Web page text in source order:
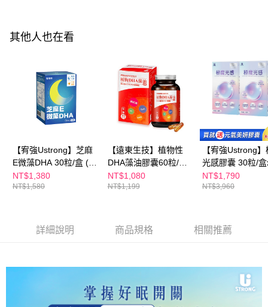
※ 交易是否成功請以「AFTEE先享後付 」之結帳頁面顯示為準，若有關於
是否繳費成功／繳費後需取消欲退款等相關疑問，請聯繫「AFTEE先享後付
【注意事項】
１．透過由恩沛科技股份有限公司提供之「AFTEE先享後付」服務完成之交
易，需依本服務之必要範圍內提供個人資料，並將交易相關給付款項請求債
權轉讓予恩沛科技股份有限公司。
２．關於個人資料處理事宜，請瀏覽以下網址：
３．未成年的使用者請事先徵得法定代理人或監護人之同意方可使用
「AFTEE先享後付」，若未經同意申辦者引起之損失，本公司不負相關責
任。
４．使用「AFTEE先享後付」時，將依據個別帳號之用戶狀況，依本公司即
時審查核予不同之上限額度；若仍有額度不足之情形，本公司將視審查結果
付款後萊爾富取貨
7-11付款取貨
每筆NT$100，滿NT$600(含以上)免運費
付款後7-11取貨
每筆NT$100，滿NT$600(含以上)免運費
宅配
每筆NT$100，滿NT$600(含以上)免運費
離島配送
其他人也在看
【宥強Ustrong】芝麻
E微藻DHA 30粒/盒 (
97%芝麻素E / GABA /
羅布麻 / 飛克鎂 )
NT$1,380
NT$1,580
【遠東生技】植物性
DHA藻油膠囊60粒/瓶/
盒
NT$1,080
NT$1,199
【宥強Ustrong
光感膠囊 30粒/
元氣美妍膠囊
NT$1,790
NT$3,960
詳細說明 商品規格 相關推薦